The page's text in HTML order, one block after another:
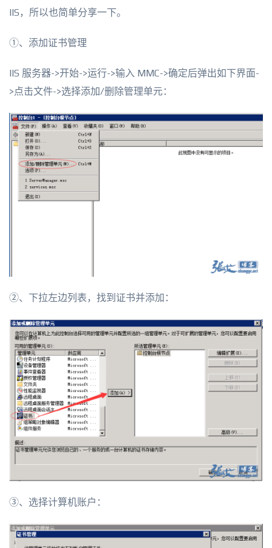
IIS，所以也简单分享一下。
①、添加证书管理
IIS 服务器->开始->运行->输入 MMC->确定后弹出如下界面-
>点击文件->选择添加/删除管理单元：
②、下拉左边列表，找到证书并添加：
③、选择计算机账户：